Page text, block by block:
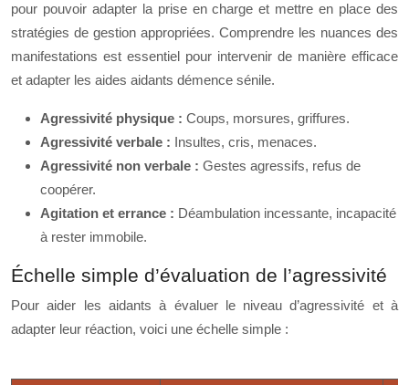
pour pouvoir adapter la prise en charge et mettre en place des
stratégies de gestion appropriées. Comprendre les nuances des
manifestations est essentiel pour intervenir de manière efficace
et adapter les aides aidants démence sénile.
Agressivité physique : Coups, morsures, griffures.
Agressivité verbale : Insultes, cris, menaces.
Agressivité non verbale : Gestes agressifs, refus de
coopérer.
Agitation et errance : Déambulation incessante, incapacité
à rester immobile.
Échelle simple d’évaluation de l’agressivité
Pour aider les aidants à évaluer le niveau d’agressivité et à
adapter leur réaction, voici une échelle simple :